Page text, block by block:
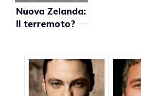
Nuova Zelanda:
Il terremoto?
cristiano
omofobo